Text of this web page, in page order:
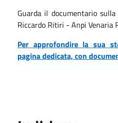
Guarda il documentario
Riccardo Ritiri - Anpi Venaria
Per approfondire la sua
pagina dedicata, con